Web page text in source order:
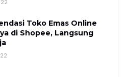
Toko Emas Online
di Shopee, Langsung